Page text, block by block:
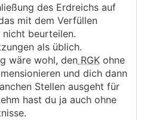
des Erdreichs auf
mit dem Verfüllen
beurteilen.
als üblich.
wäre wohl, den RGK ohne
und dich dann
Stellen ausgeht für
hast du ja auch ohne